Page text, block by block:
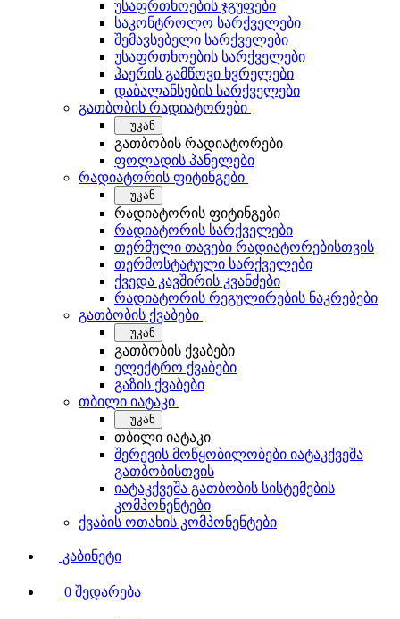
უსაფრთხოების ჯგუფები
საკონტროლო სარქველები
შემავსებელი სარქველები
უსაფრთხოების სარქველები
ჰაერის გამწოვი ხვრელები
დაბალანსების სარქველები
გათბობის რადიატორები
უკან
გათბობის რადიატორები
ფოლადის პანელები
რადიატორის ფიტინგები
უკან
რადიატორის ფიტინგები
რადიატორის სარქველები
თერმული თავები რადიატორებისთვის
თერმოსტატული სარქველები
ქვედა კავშირის კვანძები
რადიატორის რეგულირების ნაკრებები
გათბობის ქვაბები
უკან
გათბობის ქვაბები
ელექტრო ქვაბები
გაზის ქვაბები
თბილი იატაკი
უკან
თბილი იატაკი
შერევის მოწყობილობები იატაკქვეშა
გათბობისთვის
იატაკქვეშა გათბობის სისტემების
კომპონენტები
ქვაბის ოთახის კომპონენტები
კაბინეტი
0 შედარება